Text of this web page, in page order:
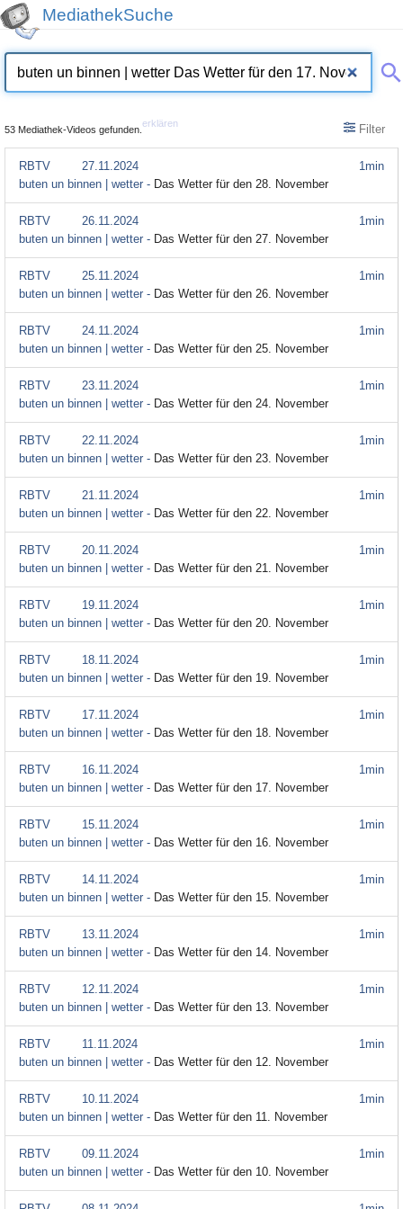
MediathekSuche
53 Mediathek-Videos gefunden.
erklären Filter
1min
RBTV
27.11.2024
buten un binnen | wetter - Das Wetter für den 28. November
1min
RBTV
26.11.2024
buten un binnen | wetter - Das Wetter für den 27. November
1min
RBTV
25.11.2024
buten un binnen | wetter - Das Wetter für den 26. November
1min
RBTV
24.11.2024
buten un binnen | wetter - Das Wetter für den 25. November
1min
RBTV
23.11.2024
buten un binnen | wetter - Das Wetter für den 24. November
1min
RBTV
22.11.2024
buten un binnen | wetter - Das Wetter für den 23. November
1min
RBTV
21.11.2024
buten un binnen | wetter - Das Wetter für den 22. November
1min
RBTV
20.11.2024
buten un binnen | wetter - Das Wetter für den 21. November
1min
RBTV
19.11.2024
buten un binnen | wetter - Das Wetter für den 20. November
1min
RBTV
18.11.2024
buten un binnen | wetter - Das Wetter für den 19. November
1min
RBTV
17.11.2024
buten un binnen | wetter - Das Wetter für den 18. November
1min
RBTV
16.11.2024
buten un binnen | wetter - Das Wetter für den 17. November
1min
RBTV
15.11.2024
buten un binnen | wetter - Das Wetter für den 16. November
1min
RBTV
14.11.2024
buten un binnen | wetter - Das Wetter für den 15. November
1min
RBTV
13.11.2024
buten un binnen | wetter - Das Wetter für den 14. November
1min
RBTV
12.11.2024
buten un binnen | wetter - Das Wetter für den 13. November
1min
RBTV
11.11.2024
buten un binnen | wetter - Das Wetter für den 12. November
1min
RBTV
10.11.2024
buten un binnen | wetter - Das Wetter für den 11. November
1min
RBTV
09.11.2024
buten un binnen | wetter - Das Wetter für den 10. November